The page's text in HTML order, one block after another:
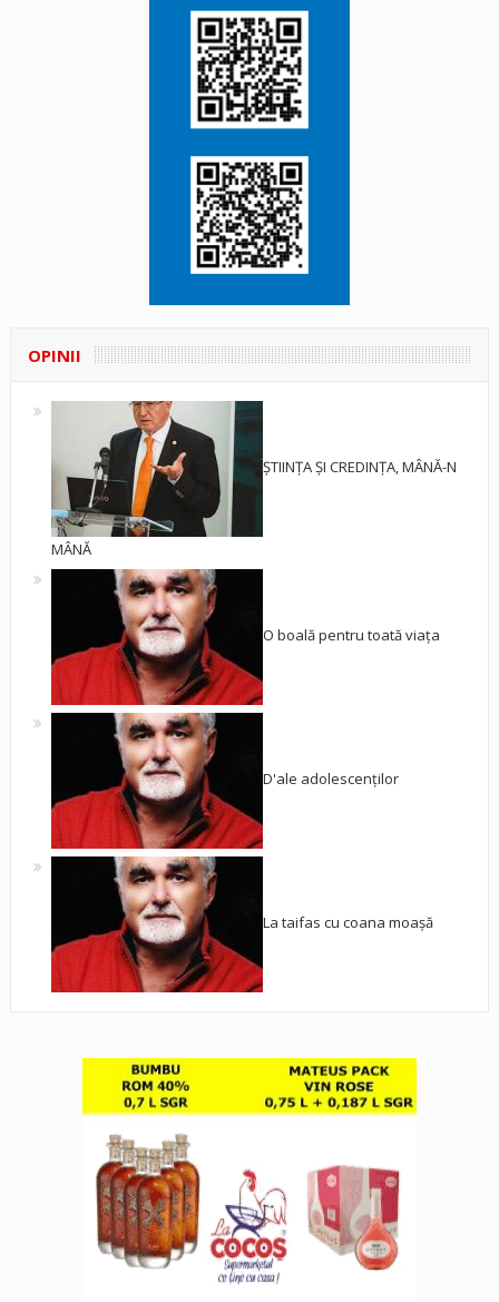
OPINII
ȘTIINȚA ȘI CREDINȚA, MÂNĂ-N
MÂNĂ
O boală pentru toată viața
D'ale adolescenților
La taifas cu coana moașă